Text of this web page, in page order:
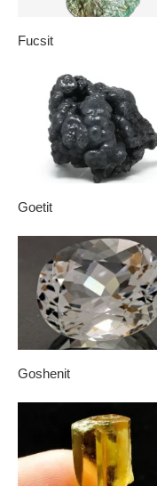
Fucsit
Goetit
Goshenit